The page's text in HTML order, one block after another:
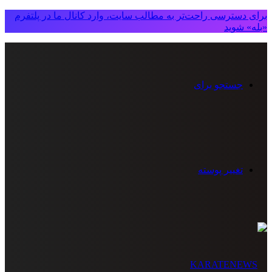
برای دسترسی راحت‌تر به مطالب سایت، وارد کانال ما در پلتفرم
«بله» شوید
جستجو برای
تغییر پوسته